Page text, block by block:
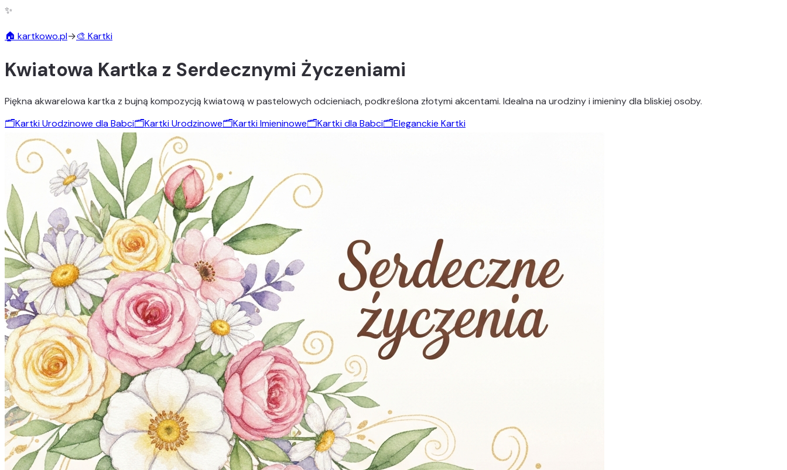
✨
🏠 kartkowo.pl→🎨 Kartki
Kwiatowa Kartka z Serdecznymi Życzeniami
Piękna akwarelowa kartka z bujną kompozycją kwiatową w pastelowych odcieniach, podkreślona złotymi akcentami. Idealna na urodziny i imieniny dla bliskiej osoby.
🗂️Kartki Urodzinowe dla Babci🗂️Kartki Urodzinowe🗂️Kartki Imieninowe🗂️Kartki dla Babci🗂️Eleganckie Kartki